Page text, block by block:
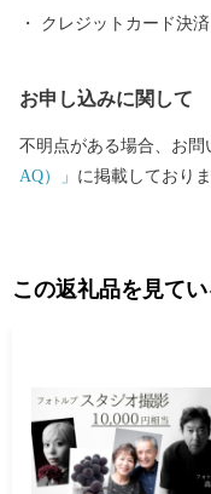
戦モデルとして全国か
さな島の挑戦」を続けま
クレジットカード決済
お申し込みに関して
不明点がある場合、お問
AQ）」 に掲載しており
この返礼品を見て